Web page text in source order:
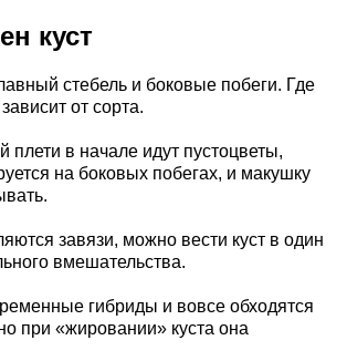
куст
стебель и боковые побеги. Где
от сорта.
плети в начале идут пустоцветы,
на боковых побегах, и макушку
завязи, можно вести куст в один
вмешательства.
гибриды и вовсе обходятся
при «жировании» куста она